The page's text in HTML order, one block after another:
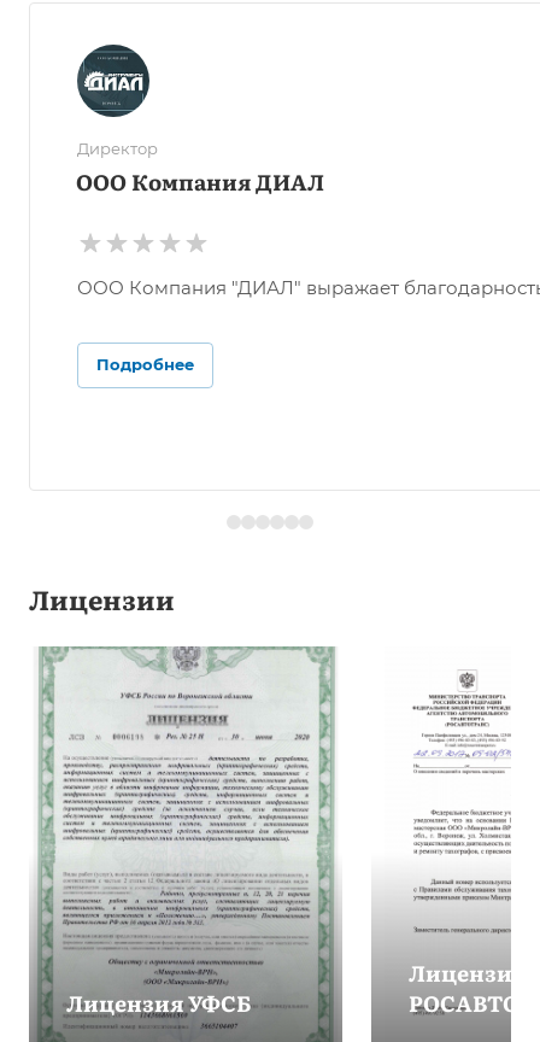
Директор
ООО Компания ДИАЛ
ООО Компания "ДИАЛ" выражает
Подробнее
Лицензии
Лицензия УФСБ
Лицензия